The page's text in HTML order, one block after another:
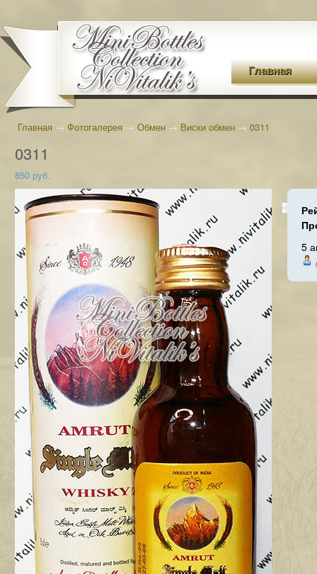
Главная
Главная → Фотогалерея → Обмен → Виски обмен → 0311
0311
850 руб.
5